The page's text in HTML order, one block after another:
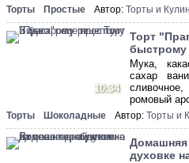
Торты Простые Автор: Торты и
10:34
Торт
быстрому
Мука,
сахар
ромовый
Торты Шоколадные Автор: Торты и
Домашняя
духовке